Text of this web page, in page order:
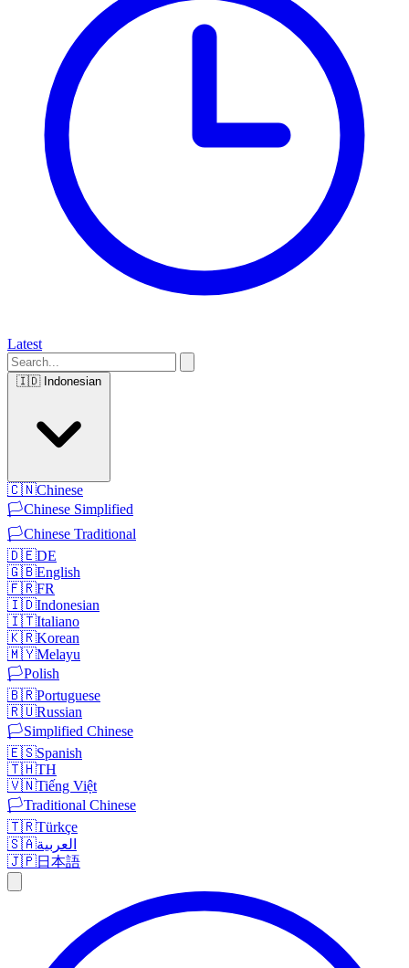
Latest
🇮🇩 Indonesian
🇨🇳Chinese
🏳️Chinese Simplified
🏳️Chinese Traditional
🇩🇪DE
🇬🇧English
🇫🇷FR
🇮🇩Indonesian
🇮🇹Italiano
🇰🇷Korean
🇲🇾Melayu
🏳️Polish
🇧🇷Portuguese
🇷🇺Russian
🏳️Simplified Chinese
🇪🇸Spanish
🇹🇭TH
🇻🇳Tiếng Việt
🏳️Traditional Chinese
🇹🇷Türkçe
🇸🇦العربية
🇯🇵日本語